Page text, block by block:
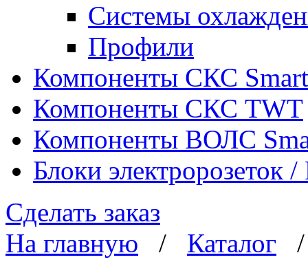
Системы
Профили
Компоненты СКС
Компоненты СКС TWT
Компоненты ВОЛС
Блоки электророзеток
Сделать заказ
На главную / Каталог